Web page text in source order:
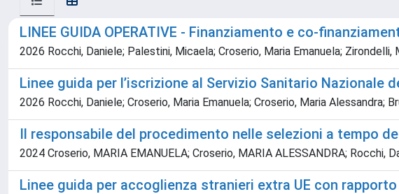
LINEE GUIDA OPERATIVE - Finanziamento e co-
2026 Rocchi, Daniele; Palestini, Micaela; Croserio, Maria Emanuela;
Linee guida per l’iscrizione al Servizio Sanitario Nazionale
2026 Rocchi, Daniele; Croserio, Maria Emanuela; Croserio, Maria Alessandra;
Il responsabile del procedimento nelle selezioni a tempo
2024 Croserio, MARIA EMANUELA; Croserio, MARIA ALESSANDRA; Rocchi,
Linee guida per accoglienza stranieri extra UE con